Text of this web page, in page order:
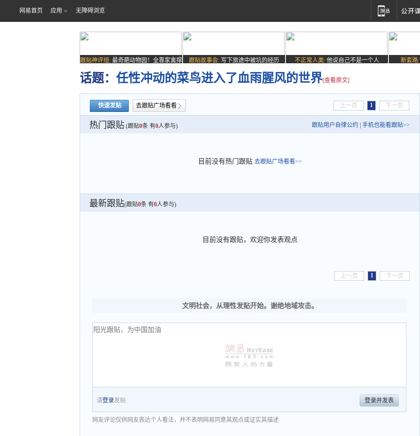
网易首页 应用 无障碍浏览
跟贴神评组: 最奇葩动物园！全靠家禽撑
场子
跟贴故事会: 写下旅途中被坑的经历 不正常人类: 他说自己不是一个人 新套路:
话题： 任性冲动的菜鸟进入了血雨腥风的世界[查看原文]
快速发贴 去跟贴广场看看 上一页 1 下一页
热门跟贴 (跟贴0条 有0人参与) 跟贴用户自律公约 手机也能看跟贴>>
目前没有热门跟贴 去跟贴广场看看>>
最新跟贴(跟贴0条 有0人参与)
目前没有跟贴，欢迎你发表观点
上一页 1 下一页
文明社会，从理性发贴开始。谢绝地域攻击。
请登录发贴 登录并发表
网友评论仅供网友表达个人看法，并不表明网易同意其观点或证实其描述